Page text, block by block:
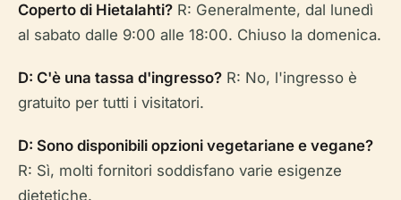
Coperto di Hietalahti? R: Generalmente, dal lunedì
al sabato dalle 9:00 alle 18:00. Chiuso la domenica.
D: C'è una tassa d'ingresso? R: No, l'ingresso è
gratuito per tutti i visitatori.
D: Sono disponibili opzioni vegetariane e vegane?
R: Sì, molti fornitori soddisfano varie esigenze
dietetiche.